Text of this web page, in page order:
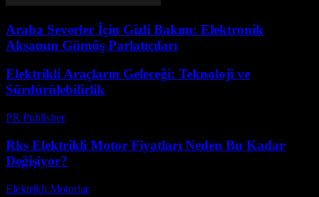
Araba Severler İçin Gizli Bakım: Elektronik
Aksamın Gümüş Parlatıcıları
Elektrikli Araçların Geleceği: Teknoloji ve
Sürdürülebilirlik
PR Publisher-
Rks Elektrikli Motor Fiyatları Neden Bu Kadar
Değişiyor?
Elektrikli Motorlar-